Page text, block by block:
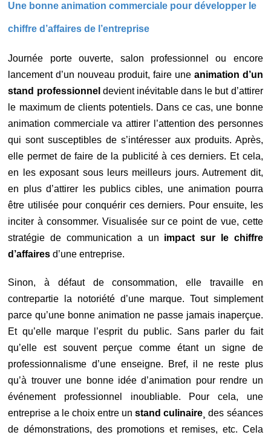
Une bonne animation commerciale pour développer le
chiffre d’affaires de l’entreprise
Journée porte ouverte, salon professionnel ou encore
lancement d’un nouveau produit, faire une animation d’un
stand professionnel devient inévitable dans le but d’attirer
le maximum de clients potentiels. Dans ce cas, une bonne
animation commerciale va attirer l’attention des personnes
qui sont susceptibles de s’intéresser aux produits. Après,
elle permet de faire de la publicité à ces derniers. Et cela,
en les exposant sous leurs meilleurs jours. Autrement dit,
en plus d’attirer les publics cibles, une animation pourra
être utilisée pour conquérir ces derniers. Pour ensuite, les
inciter à consommer. Visualisée sur ce point de vue, cette
stratégie de communication a un impact sur le chiffre
d’affairesd’une entreprise.
Sinon, à défaut de consommation, elle travaille en
contrepartie la notoriété d’une marque. Tout simplement
parce qu’une bonne animation ne passe jamais inaperçue.
Et qu’elle marque l’esprit du public. Sans parler du fait
qu’elle est souvent perçue comme étant un signe de
professionnalisme d’une enseigne. Bref, il ne reste plus
qu’à trouver une bonne idée d’animation pour rendre un
événement professionnel inoubliable. Pour cela, une
entreprise a le choix entre unstand culinaire ¸ des séances
de démonstrations, des promotions et remises, etc. Cela